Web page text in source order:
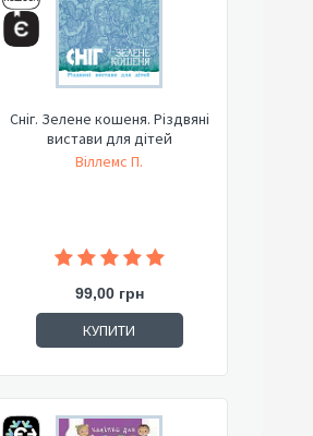
Сніг. Зелене кошеня. Різдвяні
вистави для дітей
Віллемс П.
99,00 грн
КУПИТИ